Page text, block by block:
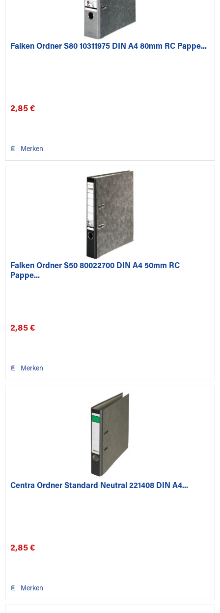
Falken Ordner S80 10311975 DIN A4 80mm RC Pappe...
2,85 €
Merken
Falken Ordner S50 80022700 DIN A4 50mm RC
Pappe...
2,85 €
Merken
Centra Ordner Standard Neutral 221408 DIN A4...
2,85 €
Merken